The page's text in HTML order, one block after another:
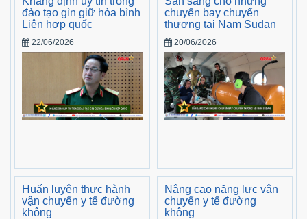
đào tạo gìn giữ hòa bình
Liên hợp quốc
22/06/2026
chuyến bay chuyển
thương tại Nam Sudan
20/06/2026
Huấn luyện thực hành
vận chuyển y tế đường
không
Nâng cao năng lực vận
chuyển y tế đường
không